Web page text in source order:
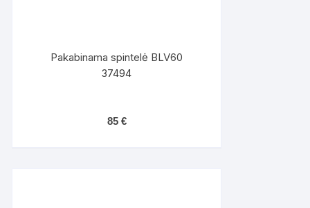
Pakabinama spintelė BLV60
37494
85 €